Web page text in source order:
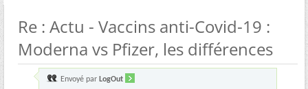
Re : Actu - Vaccins anti-Covid-19 :
Moderna vs Pfizer, les différences
Envoyé par LogOut